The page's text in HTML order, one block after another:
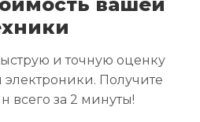
(б/у)
дисков
и точную оценку
Получите
всего за 2 минуты!